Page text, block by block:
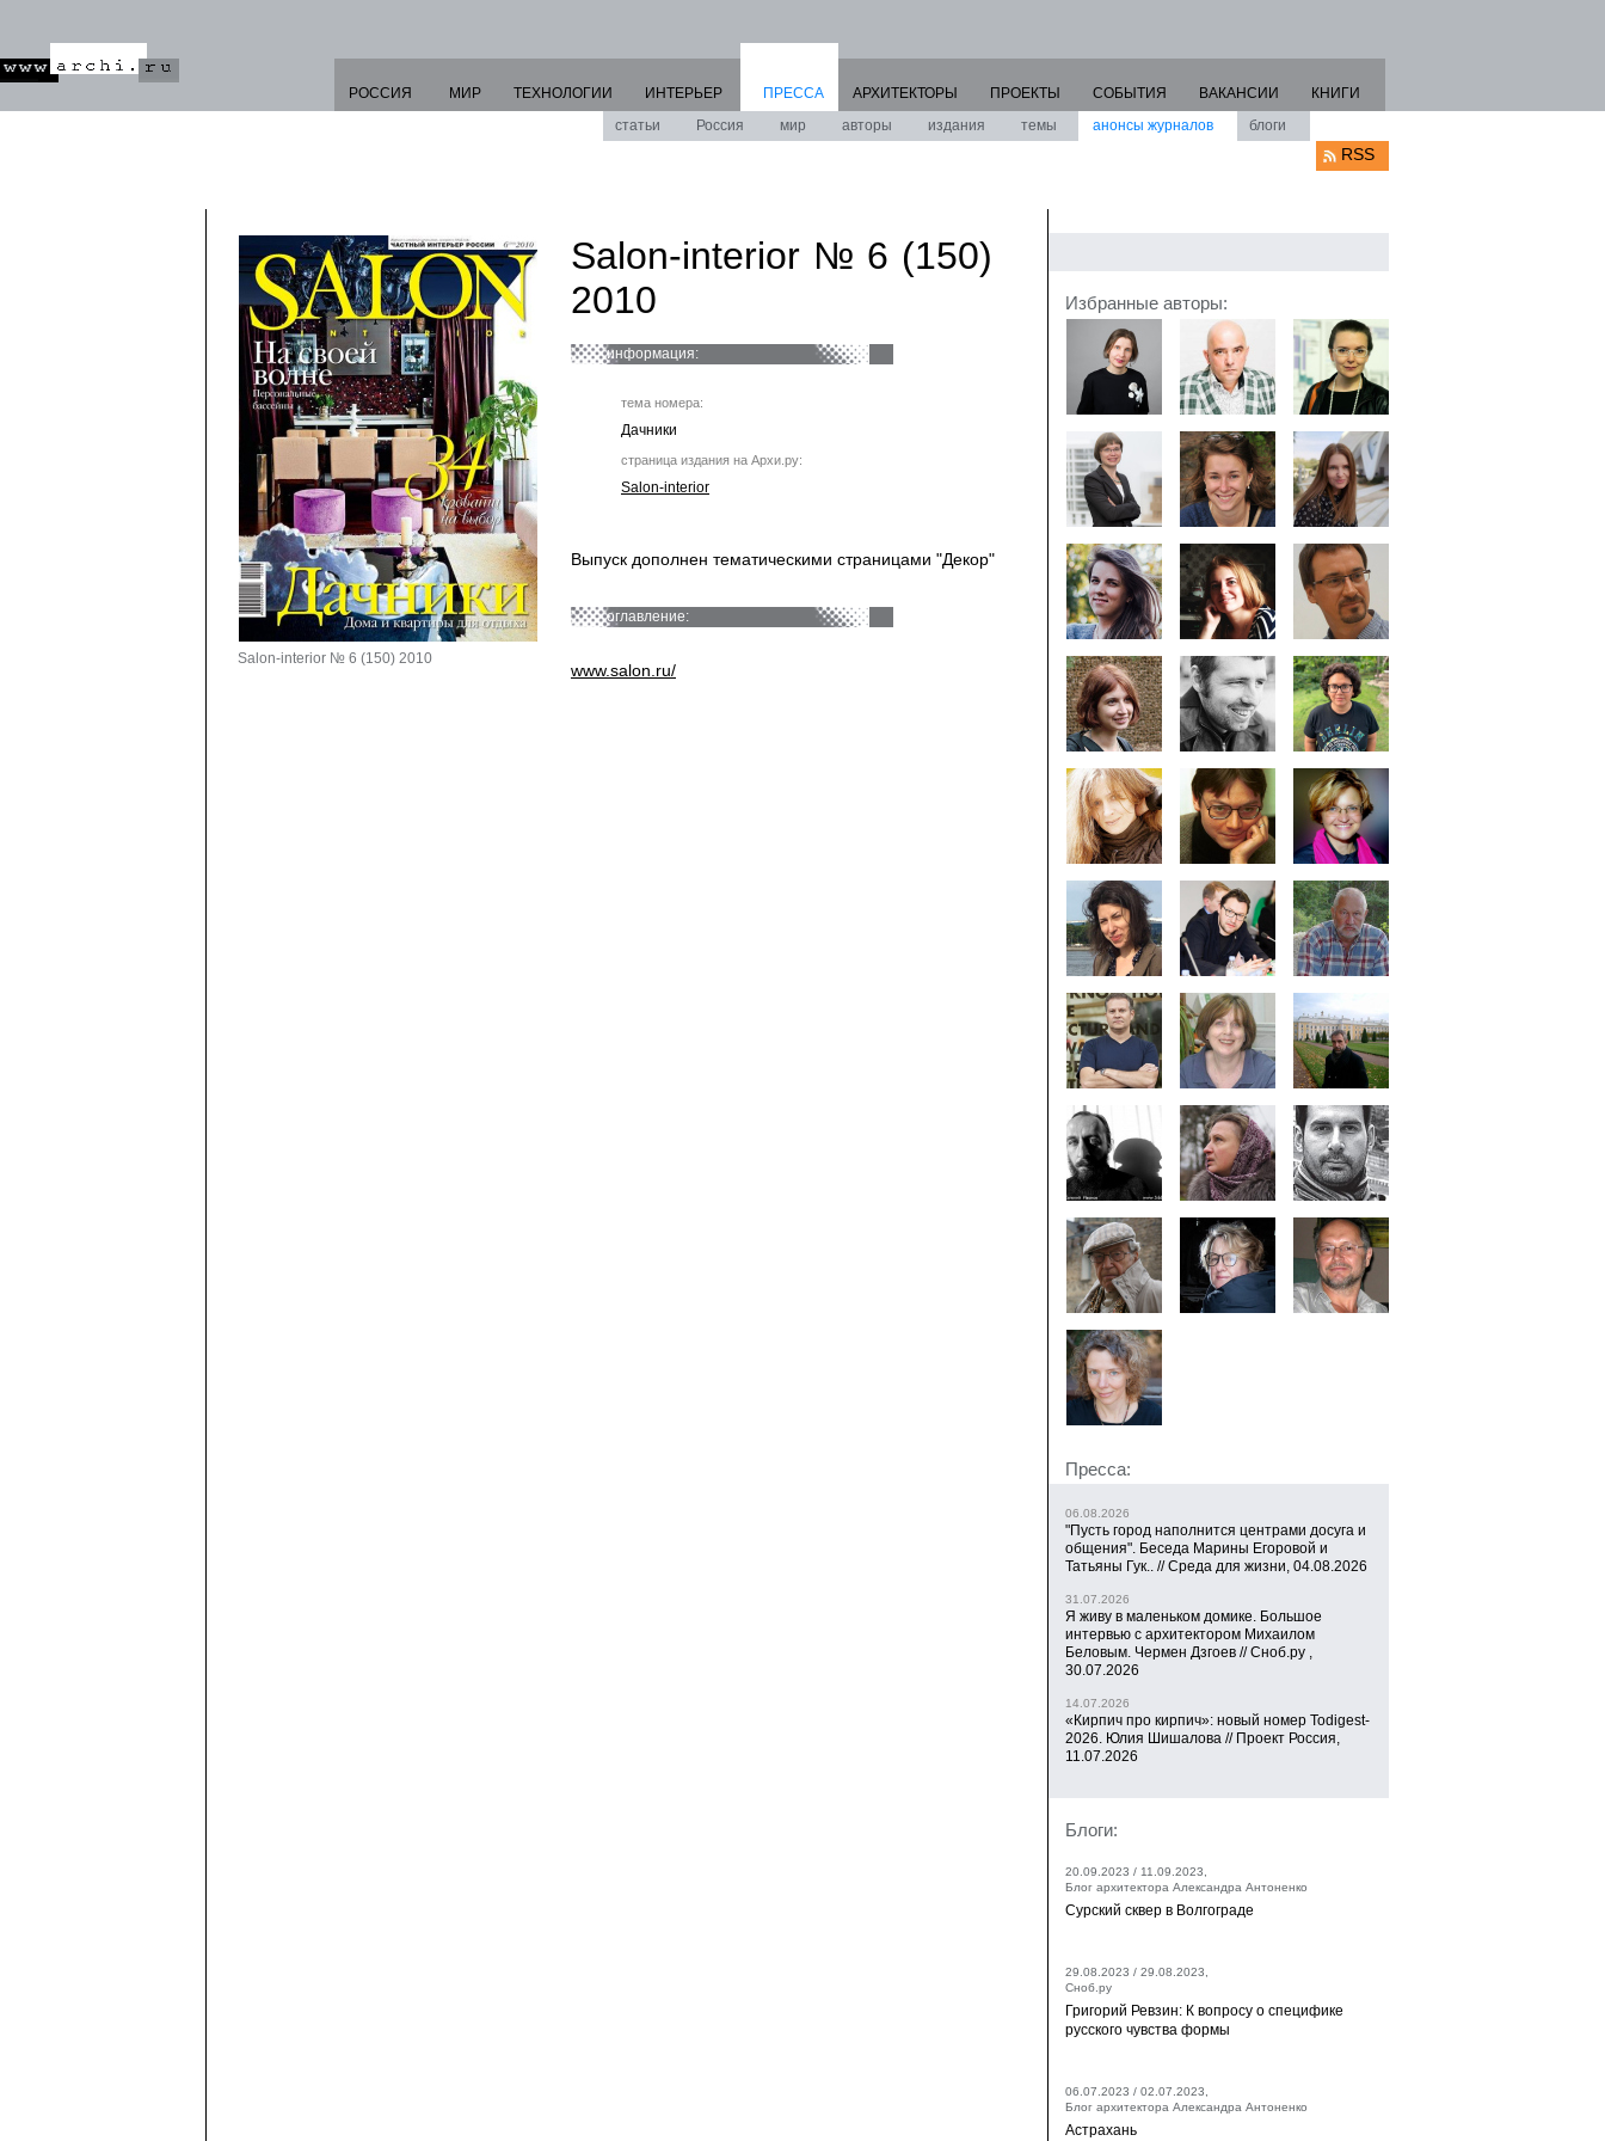
РОССИЯ МИР ТЕХНОЛОГИИ ИНТЕРЬЕР
ПРЕССА
статьи
Россия мир авторы издания темы анонсы журналов блоги
АРХИТЕКТОРЫ ПРОЕКТЫ СОБЫТИЯ ВАКАНСИИ КНИГИ
RSS
Salon-interior № 6 (150) 2010
Salon-interior № 6 (150)
2010
информация:
тема номера:
Дачники
страница издания на Архи.ру:
Salon-interior
Выпуск дополнен тематическими страницами "Декор"
оглавление:
www.salon.ru/
Избранные авторы:
Пресса:
06.08.2026
"Пусть город наполнится центрами досуга и
общения". Беседа Марины Егоровой и
Татьяны Гук.. // Среда для жизни, 04.08.2026
31.07.2026
Я живу в маленьком домике. Большое
интервью с архитектором Михаилом
Беловым. Чермен Дзгоев // Сноб.ру ,
30.07.2026
14.07.2026
«Кирпич про кирпич»: новый номер Todigest-
2026. Юлия Шишалова // Проект Россия,
11.07.2026
Блоги:
20.09.2023 / 11.09.2023,
Блог архитектора Александра Антоненко
Сурский сквер в Волгограде
29.08.2023 / 29.08.2023,
Сноб.ру
Григорий Ревзин: К вопросу о специфике
русского чувства формы
06.07.2023 / 02.07.2023,
Блог архитектора Александра Антоненко
Астрахань